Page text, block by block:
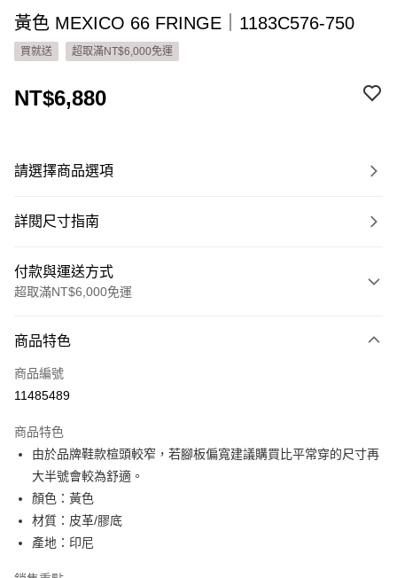
黃色 MEXICO 66 FRINGE｜1183C576-750
買就送 超取滿NT$6,000免運
NT$6,880
請選擇商品選項
詳閱尺寸指南
付款與運送方式
超取滿NT$6,000免運
信用卡一次付款
超商取貨付款
Apple Pay
ATM付款
運送方式
商品特色
商品編號
11485489
商品特色
由於品牌鞋款楦頭較窄，若腳板偏寬建議購買比平常穿的尺寸再
大半號會較為舒適。
顏色：黃色
材質：皮革/膠底
產地：印尼